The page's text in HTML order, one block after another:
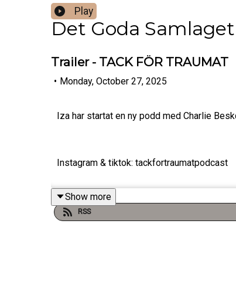
Play
Det Goda Samlaget
Trailer - TACK FÖR TRAUMAT
• Monday, October 27, 2025
Iza har startat en ny podd med Charlie
Instagram & tiktok: tackfortraumatpodcast
Show more
RSS